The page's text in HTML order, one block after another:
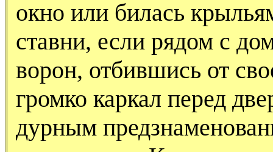
окно или билась
ставни, если рядом с
ворон, отбившись от
громко каркал перед
дурным